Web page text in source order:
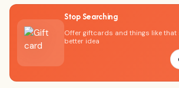
Stop Searching
Offer giftcards and things like that
better idea